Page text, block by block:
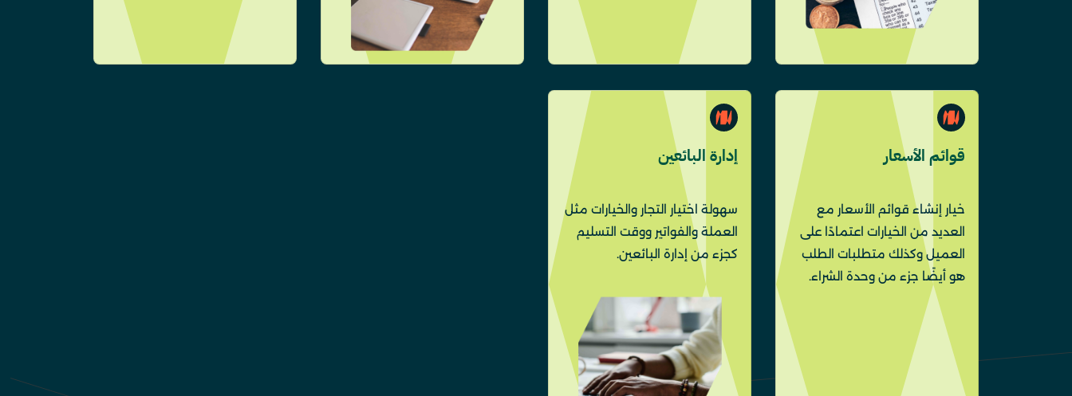
قوائم الأسعار
خيار إنشاء قوائم الأسعار مع
العديد من الخيارات اعتمادًا على
العميل وكذلك متطلبات الطلب
هو أيضًا جزء من وحدة الشراء.
إدارة البائعين
سهولة اختيار التجار والخيارات مثل
العملة والفواتير ووقت التسليم
كجزء من إدارة البائعين.